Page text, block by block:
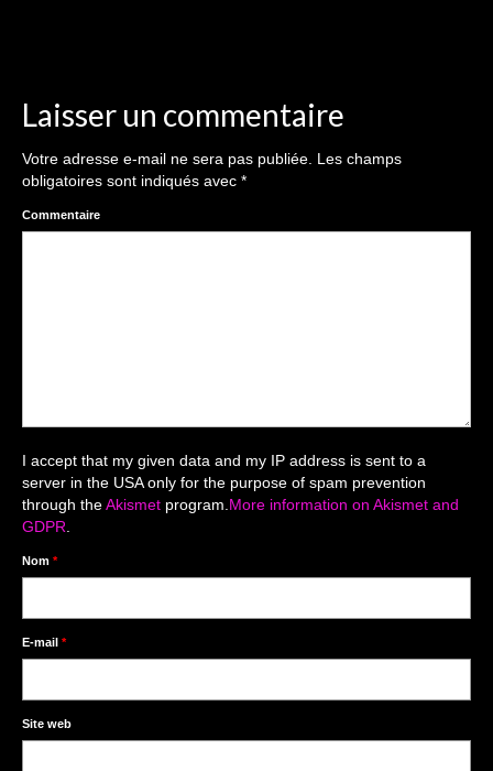
Reportages / Nature morte
Galeries Privées
séance du 25.04.26
Cartes de remerciement
Photomontages
Prestations
Contact
Décors studio / Tenues / Accessoires
Laisser un commentaire
Votre adresse e-mail ne sera pas publiée. Les champs
obligatoires sont indiqués avec *
Commentaire
I accept that my given data and my IP address is sent to a
server in the USA only for the purpose of spam prevention
through theAkismet program.More information on Akismet and
GDPR.
Nom *
E-mail *
Site web